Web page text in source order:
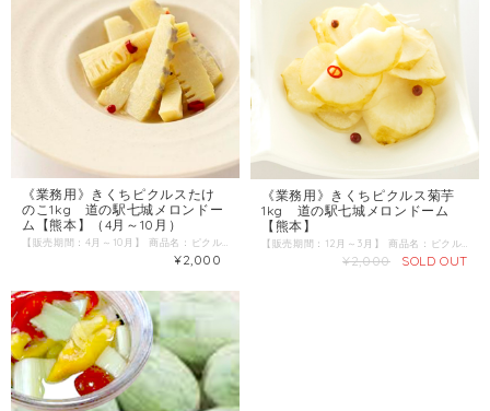
《業務用》きくちピクルスたけ
のこ1kg 道の駅七城メロンドー
ム【熊本】（4月～10月）
¥2,000
《業務用》きくちピクルス菊芋
1kg 道の駅七城メロンドーム
【熊本】
¥2,000 SOLD OUT